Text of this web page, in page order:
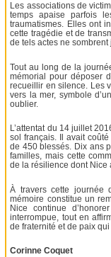
Les associations de
temps apaise parfois
traumatismes. Elles ont
cette tragédie et de
de tels actes ne sombrent
Tout au long de la
mémorial pour déposer
recueillir en silence. Les
vers la mer, symbole
oublier.
L’attentat du 14 juillet
sol français. Il avait
de 450 blessés. Dix ans
familles, mais cette
de la résilience dont Nice
À travers cette journée
mémoire constitue un
Nice continue
interrompue, tout en
de fraternité et de paix
Corinne Coquet